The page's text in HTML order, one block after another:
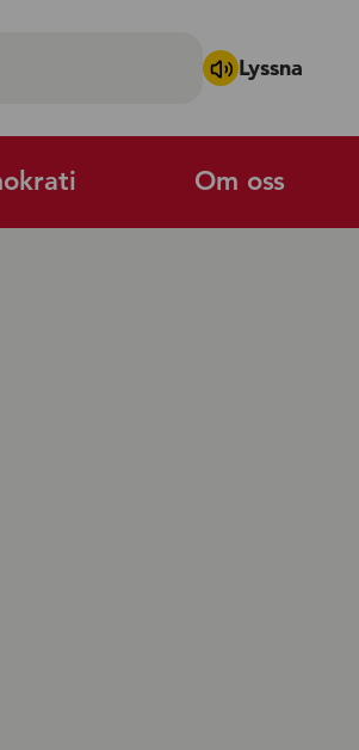
Lyssna
Om oss